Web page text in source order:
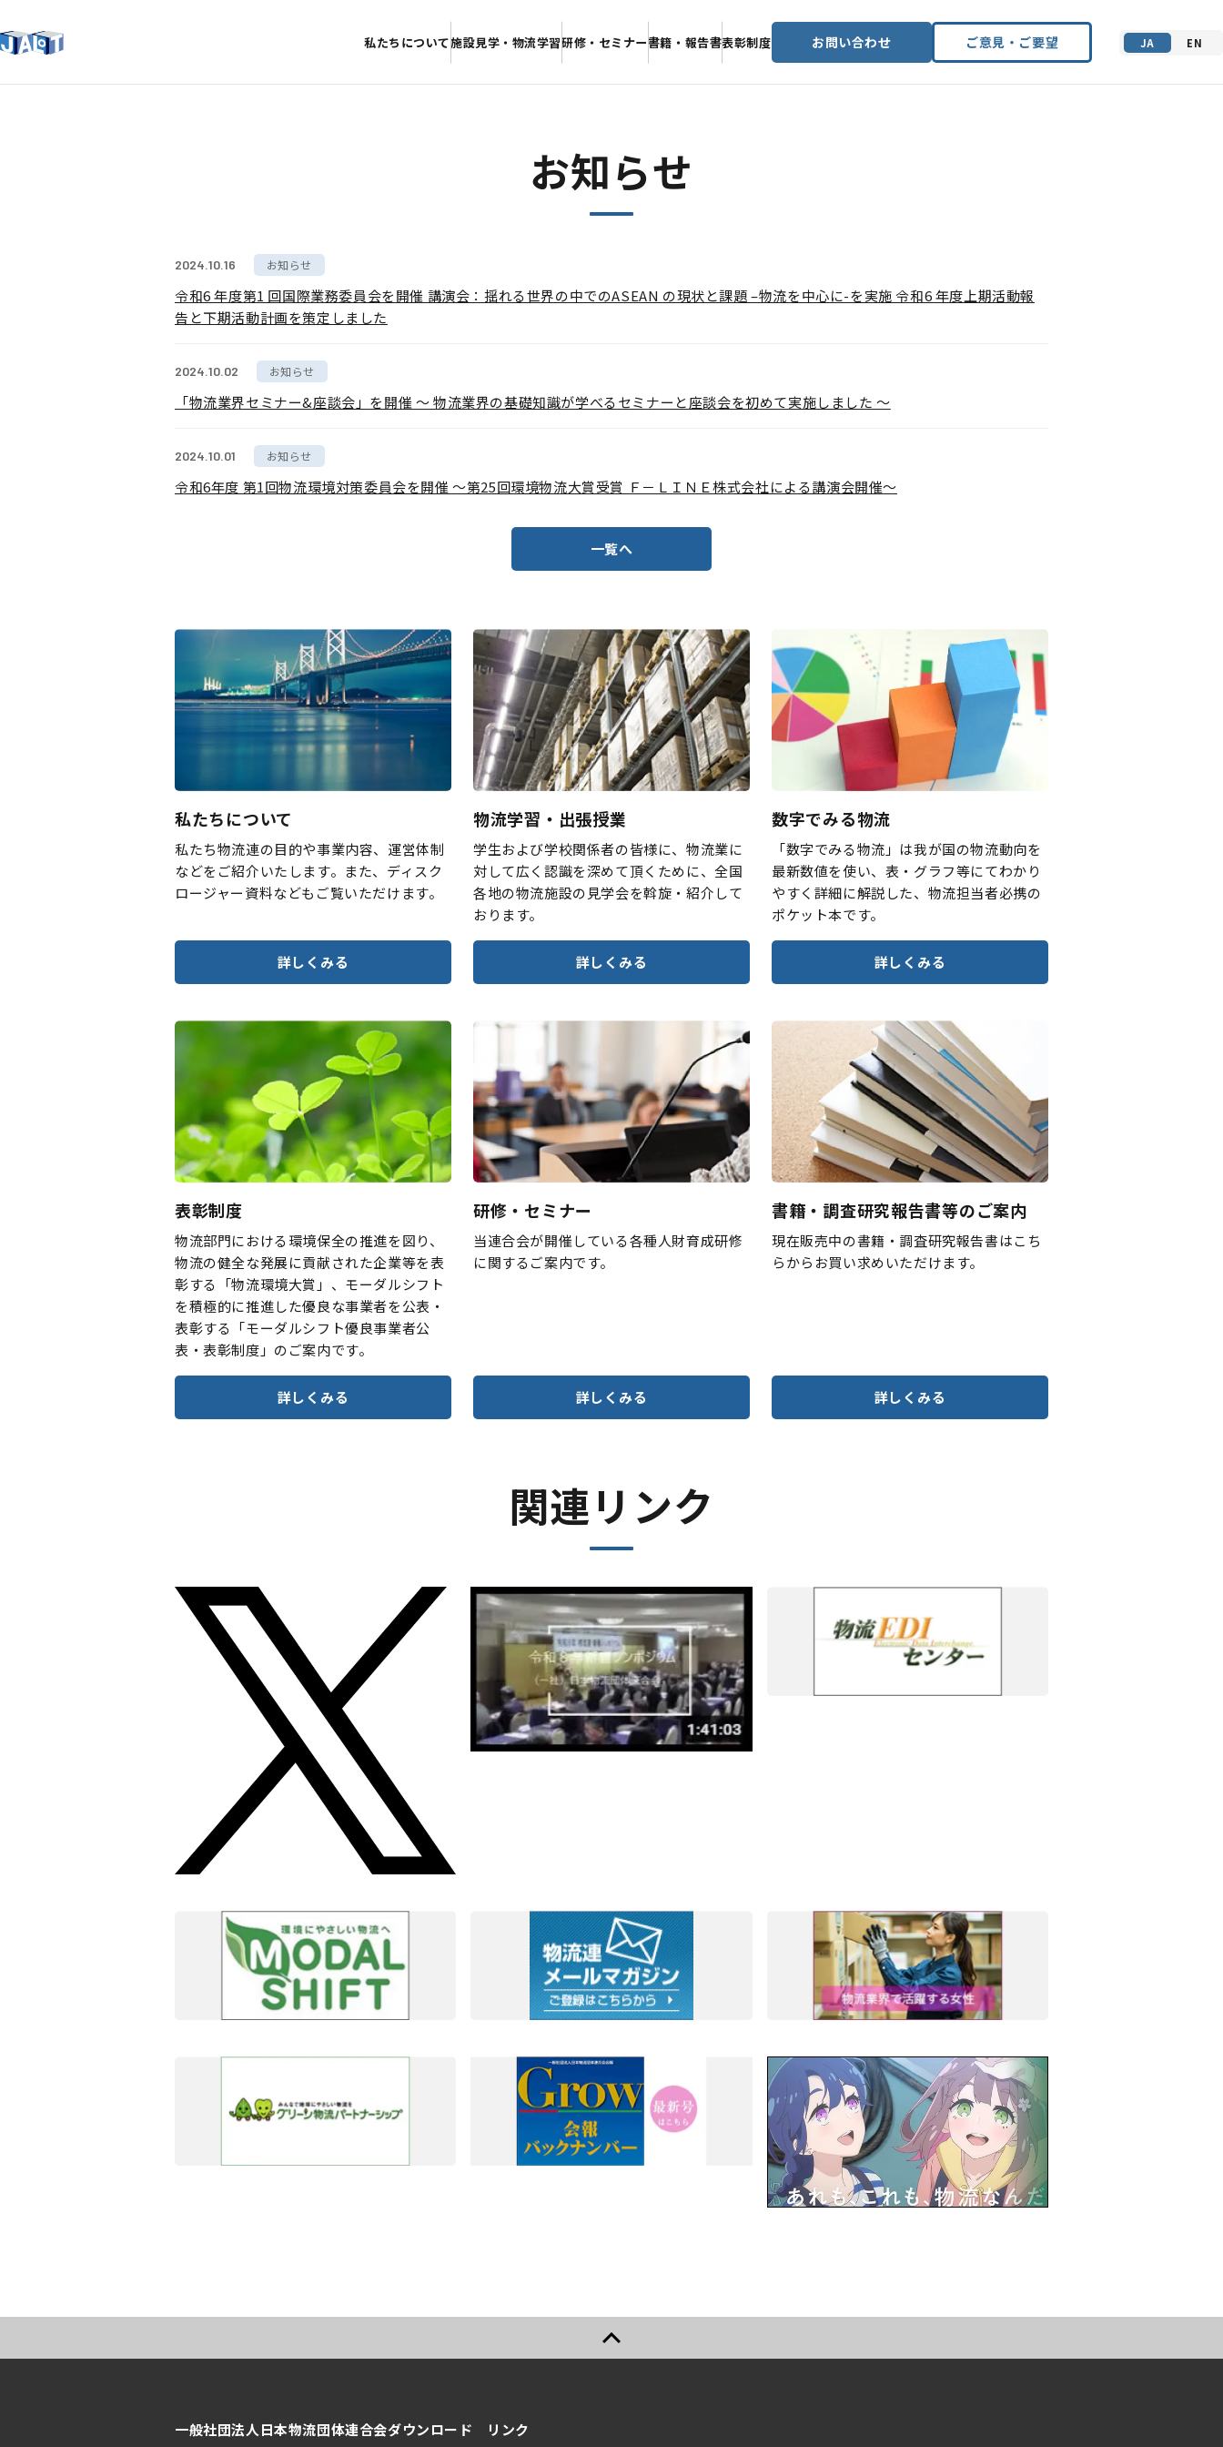
私たちについて施設見学・物流学習研修・セミナー書籍・報告書表彰制度 お問い合わせ ご意見・ご要望 JA EN
“物流”で日本の”いつも”を支える
お知らせ
2024.10.16 お知らせ
令和6 年度第1 回国際業務委員会を開催 講演会：揺れる世界の中でのASEAN の現状と課題 –物流を中心に-を実施 令和6 年度上期活動報
告と下期活動計画を策定しました
2024.10.02 お知らせ
「物流業界セミナー&座談会」を開催 ～ 物流業界の基礎知識が学べるセミナーと座談会を初めて実施しました ～
2024.10.01 お知らせ
令和6年度 第1回物流環境対策委員会を開催 ～第25回環境物流大賞受賞 Ｆ－ＬＩＮＥ株式会社による講演会開催～
一覧へ
私たちについて
私たち物流連の目的や事業内容、運営体制
などをご紹介いたします。また、ディスク
ロージャー資料などもご覧いただけます。
詳しくみる
物流学習・出張授業
学生および学校関係者の皆様に、物流業に
対して広く認識を深めて頂くために、全国
各地の物流施設の見学会を斡旋・紹介して
おります。
詳しくみる
数字でみる物流
「数字でみる物流」は我が国の物流動向を
最新数値を使い、表・グラフ等にてわかり
やすく詳細に解説した、物流担当者必携の
ポケット本です。
詳しくみる
表彰制度
物流部門における環境保全の推進を図り、
物流の健全な発展に貢献された企業等を表
彰する「物流環境大賞」、モーダルシフト
を積極的に推進した優良な事業者を公表・
表彰する「モーダルシフト優良事業者公
表・表彰制度」のご案内です。
詳しくみる
研修・セミナー
当連合会が開催している各種人財育成研修
に関するご案内です。
詳しくみる
書籍・調査研究報告書等のご案内
現在販売中の書籍・調査研究報告書はこち
らからお買い求めいただけます。
詳しくみる
関連リンク
一般社団法人日本物流団体連合会ダウンロード リンク